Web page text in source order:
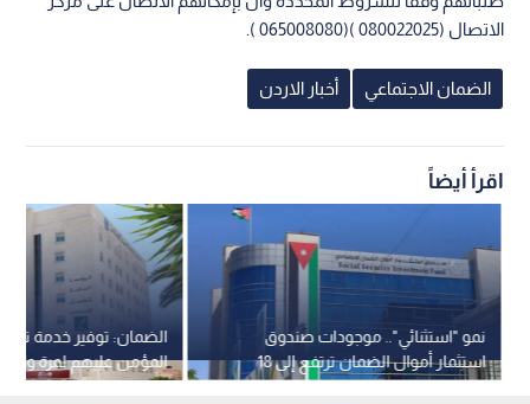
الاتصال (080022025 )(065008080 ).
الضمان الاجتماعي أخبار الاردن
اقرأ أيضاً
الضمان: توفير خدمة
المؤمن عليهم لمرة
إلكترونيا
نمو "استثنائي".. موجودات صندوق
استثمار أموال الضمان ترتفع إلى 18
مليار دينار